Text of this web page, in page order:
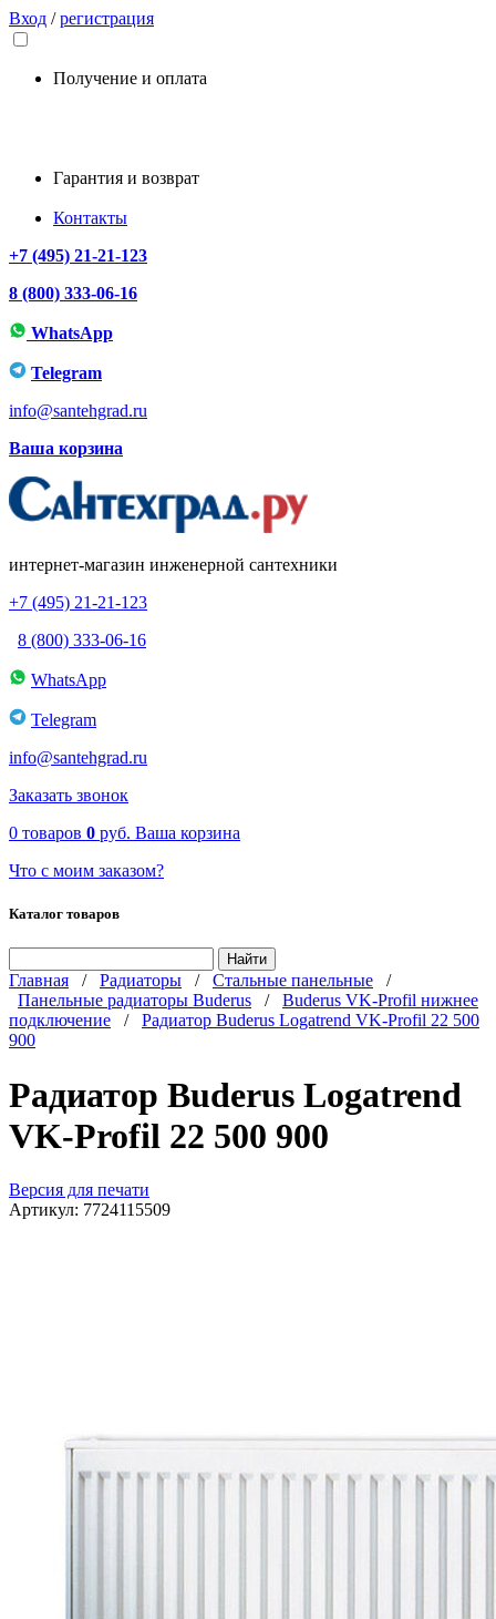
Вход /регистрация
Получение и оплата
Гарантия и возврат
Контакты
+7 (495) 21-21-123
8 (800) 333-06-16
WhatsApp
Telegram
info@santehgrad.ru
Ваша корзина
интернет-магазин инженерной сантехники
+7 (495) 21-21-123
8 (800) 333-06-16
WhatsApp
Telegram
info@santehgrad.ru
Заказать звонок
0 товаров 0 руб. Ваша корзина
Что с моим заказом?
Каталог товаров
Главная / Радиаторы / Стальные панельные /
Панельные радиаторы Buderus / Buderus VK-Profil нижнее
подключение / Радиатор Buderus Logatrend VK-Profil 22 500
900
Радиатор Buderus Logatrend
VK-Profil 22 500 900
Версия для печати
Артикул: 7724115509